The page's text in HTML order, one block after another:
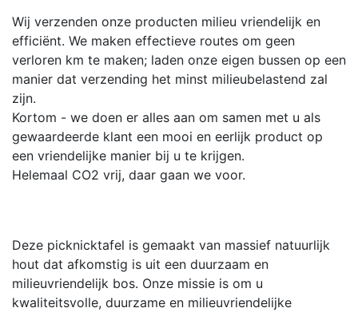
Wij verzenden onze producten milieu vriendelijk en
efficiënt. We maken effectieve routes om geen
verloren km te maken; laden onze eigen bussen op een
manier dat verzending het minst milieubelastend zal
zijn.
Kortom - we doen er alles aan om samen met u als
gewaardeerde klant een mooi en eerlijk product op
een vriendelijke manier bij u te krijgen.
Helemaal CO2 vrij, daar gaan we voor.
Deze picknicktafel is gemaakt van massief natuurlijk
hout dat afkomstig is uit een duurzaam en
milieuvriendelijk bos. Onze missie is om u
kwaliteitsvolle, duurzame en milieuvriendelijke